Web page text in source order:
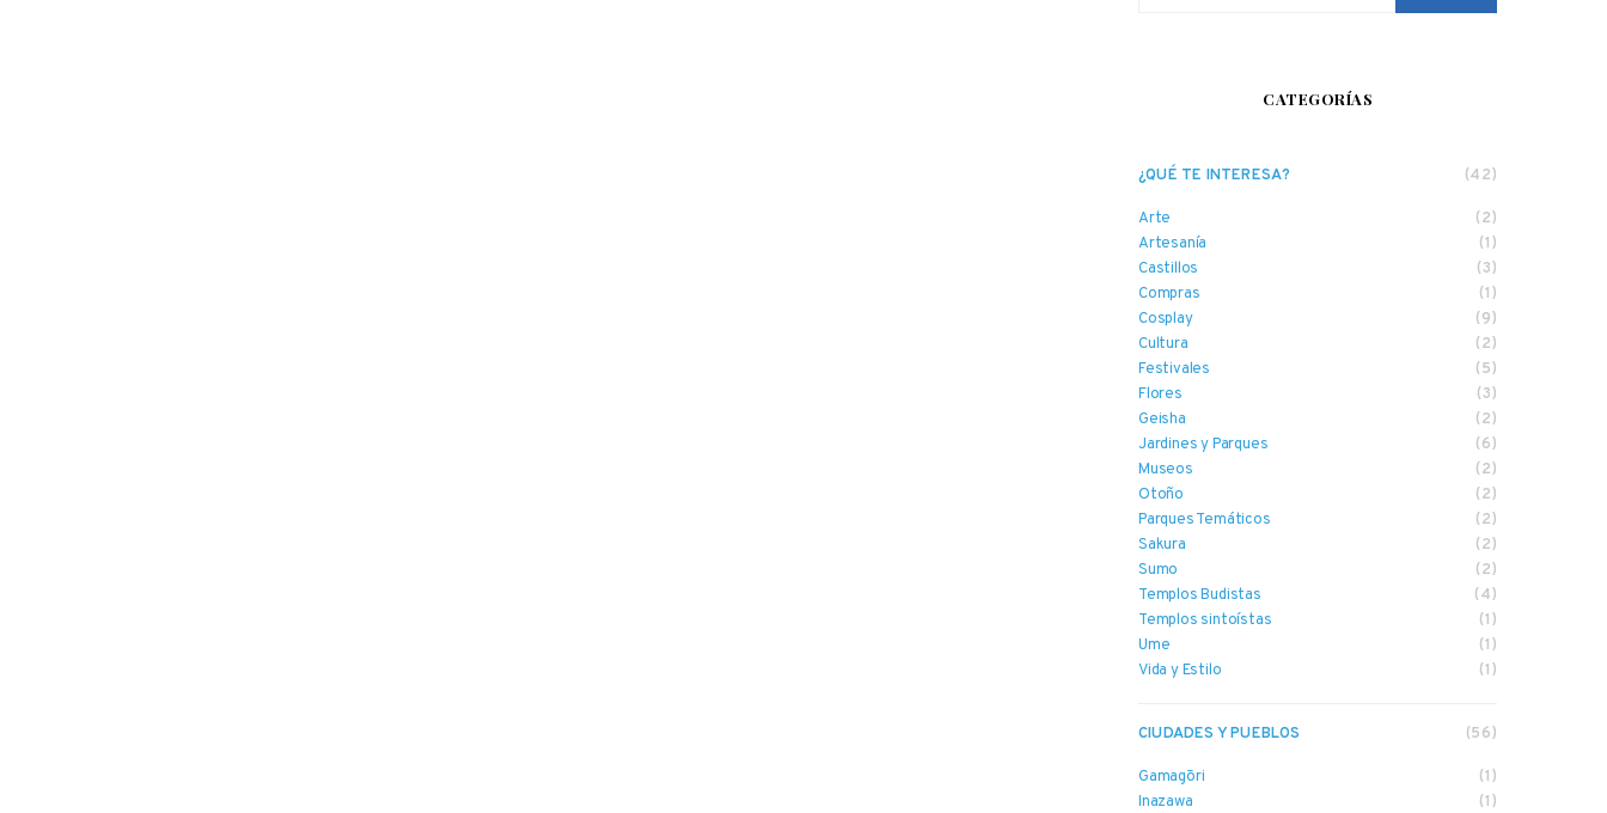
CATEGORÍAS
¿QUÉ TE INTERESA? (42)
Arte
(2)
Artesanía
(1)
Castillos
(3)
Compras
(1)
Cosplay
(9)
Cultura
(2)
Festivales
(5)
Flores
(3)
Geisha
(2)
Jardines y Parques
(6)
Museos
(2)
Otoño
(2)
Parques Temáticos
(2)
Sakura
(2)
Sumo
(2)
Templos Budistas
(4)
Templos sintoístas
(1)
Ume
(1)
Vida y Estilo
(1)
CIUDADES Y PUEBLOS (56)
Gamagōri
(1)
Inazawa
(1)